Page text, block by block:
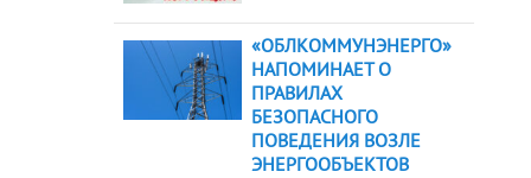
«ОБЛКОММУНЭНЕРГО»
НАПОМИНАЕТ О
ПРАВИЛАХ
БЕЗОПАСНОГО
ПОВЕДЕНИЯ ВОЗЛЕ
ЭНЕРГООБЪЕКТОВ